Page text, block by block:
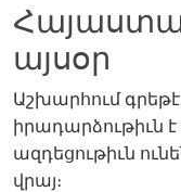
այսօր
Աշխարհում գրեթէ
իրադարձութիւն
ազդեցութիւն
վրայ։